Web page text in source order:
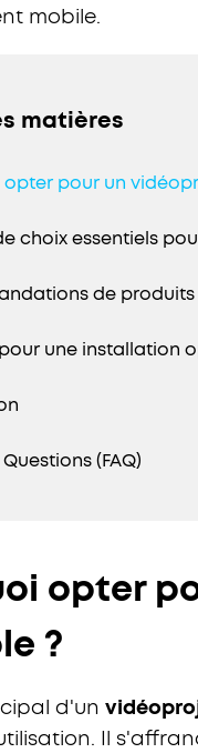
mobile.
matières
opter pour un
choix essentiels
de
une installation
(FAQ)
opter
?
d'un
Il